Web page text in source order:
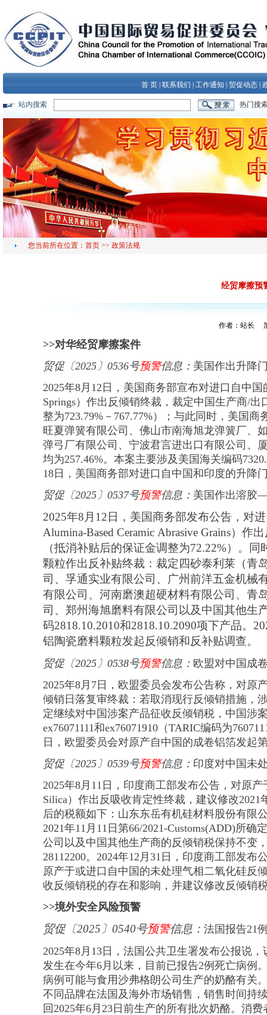
首 页 联系我们 工作通知 贸促动态
站内搜索 热门搜
您当前所在位置： 首页>> 政策法规
经贸摩擦预
作者：站长
>>对华经贸摩擦案件
贸促 〔2025 〕 0536号预警信息 ： 美国作出升降
2025年8月12日，美国商务部宣布对进口自中国
Springs）作出反倾销终裁，裁定中国生产商/
整为723.79%－767.77%）；与此同时，美国
旺夏弹簧有限公司、佛山市南海旭龙弹簧厂、
弹弓厂有限公司、宁波君言进出口有限公司、
均为257.46%。本案主要涉及美国海关编码
18日，美国商务部对进口自中国和印度的升降
贸促 〔2025 〕 0537号预警信息 ： 美国作出溶胶
2025年8月12日，美国商务部发布公告，对
Alumina-Based Ceramic Abrasive Grains）
（抵消补贴后的保证金调整为72.22%）。
颗粒作出反补贴终裁：裁定四砂泰利莱（青
司、孚通实业有限公司、广州前洋五金机械
有限公司、河南磨澳超硬材料有限公司、青
司、郑州海旭磨料有限公司以及中国其他生
码2818.10.2010和2818.10.2090项下产品。
铝陶瓷磨料颗粒发起反倾销和反补贴调查。
贸促 〔2025 〕 0538号预警信息 ： 欧盟对中国成
2025年8月7日，欧盟委员会发布公告称，对原
倾销日落复审终裁：若取消现行反倾销措施，
定继续对中国涉案产品征收反倾销税，中国涉
ex76071111和ex76071910（TARIC编码为
日，欧盟委员会对原产自中国的成卷铝箔发起
贸促 〔2025 〕 0539号预警信息 ： 印度对中国未
2025年8月11日，印度商工部发布公告，对原
Silica）作出反吸收肯定性终裁，建议修改2021
后的税额如下：山东东岳有机硅材料股份有限
2021年11月11日第66/2021-Customs(ADD)所
公司以及中国其他生产商的反倾销税保持不变
28112200。2024年12月31日，印度商工部发布
原产于或进口自中国的未处理气相二氧化硅反
收反倾销税的存在和影响，并建议修改反倾销
>>境外安全风险预警
贸促 〔2025 〕 0540号预警信息 ： 法国报告21
2025年8月13日，法国公共卫生署发布公报说
发生在今年6月以来，目前已报告2例死亡病例
病例可能与食用沙弗格朗公司生产的奶酪有关
不同品牌在法国及海外市场销售，销售时间持
回2025年6月23日前生产的所有批次奶酪。消